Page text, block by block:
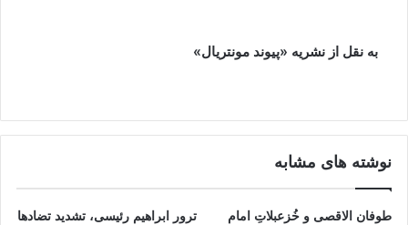
به نقل از نشریه «پیوند مونتریال»
نوشته های مشابه
طوفان الاقصی و خُزعبلاتِ امام
ترور ابراهیم رئیسی، تشدید تضادها